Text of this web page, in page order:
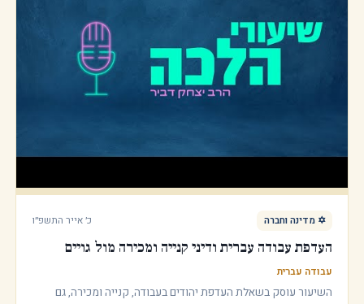
✡️ מדינה וחברה כ׳ אייר התשפ״ו
העדפת עבודה עברית ודיני קנייה ומכירה מול גויים
עבודה עברית
השיעור עוסק בשאלת העדפת יהודים בעבודה, קנייה ומכירה, גם